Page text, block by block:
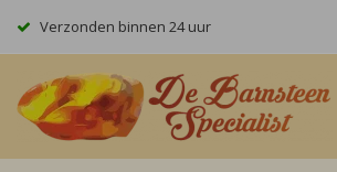
Verzonden binnen 24 uur